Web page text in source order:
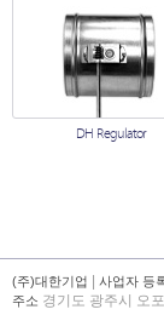
DH Regulator
(주)대한기업 | 사업자 등
주소 경기도 광주시 오